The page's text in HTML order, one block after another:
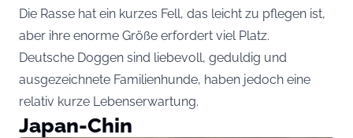
Die Rasse hat ein kurzes Fell, das leicht zu pflegen ist,
aber ihre enorme Größe erfordert viel Platz.
Deutsche Doggen sind liebevoll, geduldig und
ausgezeichnete Familienhunde, haben jedoch eine
relativ kurze Lebenserwartung.
Japan-Chin